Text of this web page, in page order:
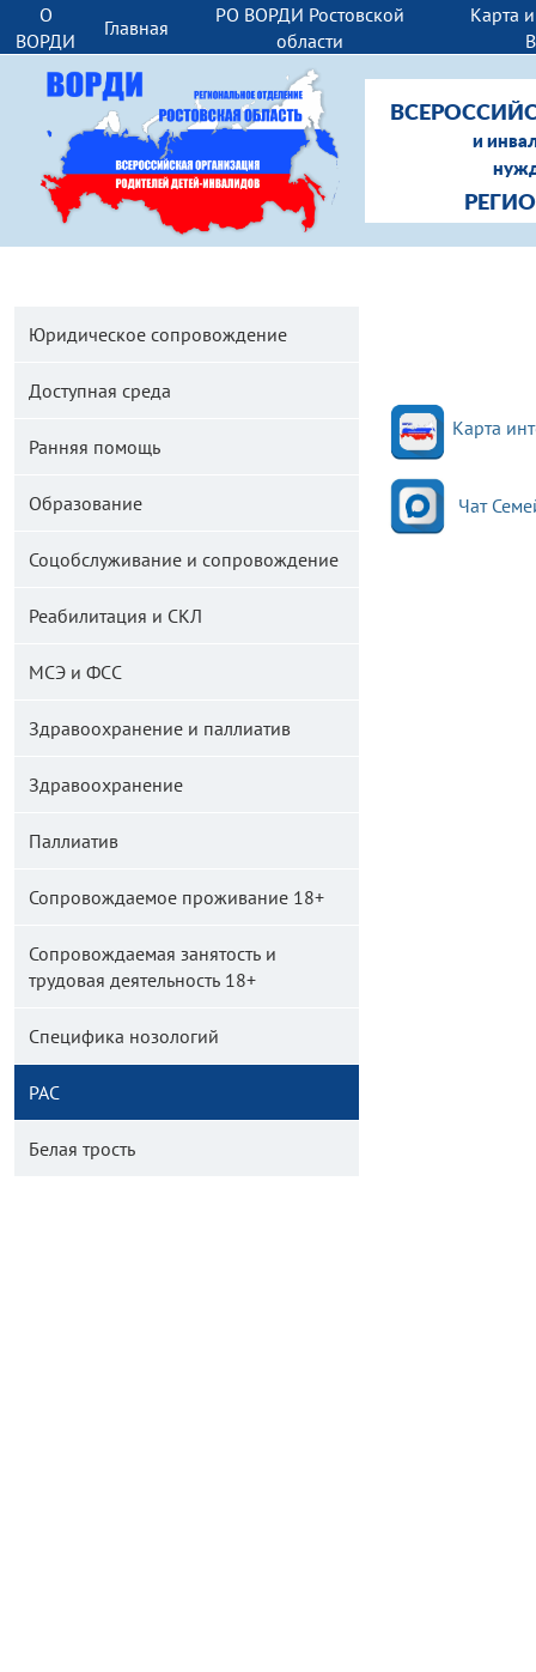
О
ВОРДИ
Главная
РО ВОРДИ Ростовской
области
Карта
и
Юридическое сопровождение
Доступная среда
Ранняя помощь
Образование
Соцобслуживание и сопровождение
Реабилитация и СКЛ
МСЭ и ФСС
Здравоохранение и паллиатив
Здравоохранение
Паллиатив
Сопровождаемое проживание 18+
Сопровождаемая занятость и
трудовая деятельность 18+
Специфика нозологий
РАС
Белая трость
Карта
Чат